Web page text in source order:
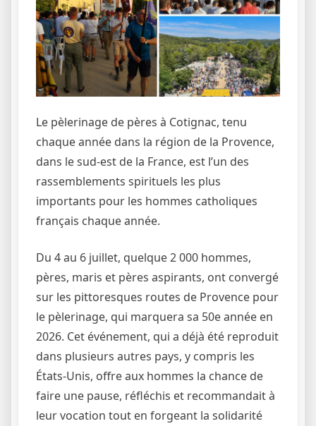
Le pèlerinage de pères à Cotignac, tenu
chaque année dans la région de la Provence,
dans le sud-est de la France, est l’un des
rassemblements spirituels les plus
importants pour les hommes catholiques
français chaque année.
Du 4 au 6 juillet, quelque 2 000 hommes,
pères, maris et pères aspirants, ont convergé
sur les pittoresques routes de Provence pour
le pèlerinage, qui marquera sa 50e année en
2026. Cet événement, qui a déjà été reproduit
dans plusieurs autres pays, y compris les
États-Unis, offre aux hommes la chance de
faire une pause, réfléchis et recommandait à
leur vocation tout en forgeant la solidarité